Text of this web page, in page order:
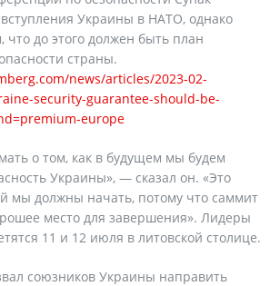
Украины в НАТО, однако
что до этого должен быть план
страны.
news/articles/2023-02-
security-guarantee-should-be-
europe
о том, как в будущем мы будем
Украины», — сказал он. «Это
мы должны начать, потому что саммит
место для завершения». Лидеры
11 и 12 июля в литовской столице.
союзников Украины направить